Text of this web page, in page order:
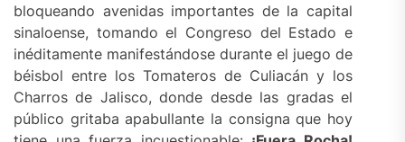
bloqueando avenidas importantes de la capital
sinaloense, tomando el Congreso del Estado e
inéditamente manifestándose durante el juego de
béisbol entre los Tomateros de Culiacán y los
Charros de Jalisco, donde desde las gradas el
público gritaba apabullante la consigna que hoy